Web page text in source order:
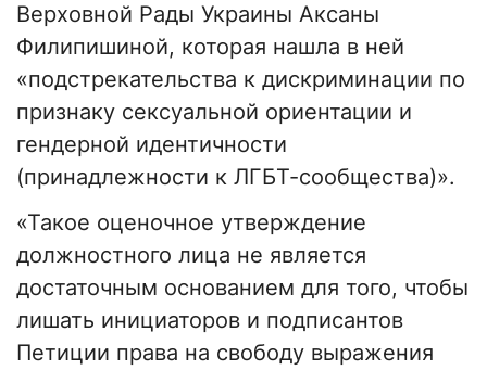
Верховной Рады Украины Аксаны
Филипишиной, которая нашла в ней
«подстрекательства к дискриминации по
признаку сексуальной ориентации и
гендерной идентичности
(принадлежности к ЛГБТ-сообщества)».
«Такое оценочное утверждение
должностного лица не является
достаточным основанием для того, чтобы
лишать инициаторов и подписантов
Петиции права на свободу выражения